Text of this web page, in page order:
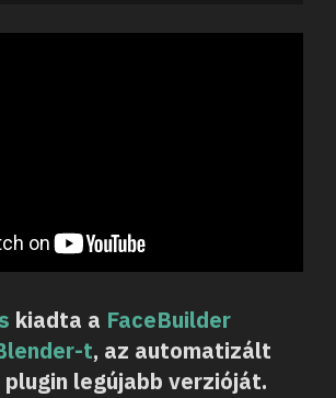
kiadta a FaceBuilder
t, az automatizált
legújabb verzióját.